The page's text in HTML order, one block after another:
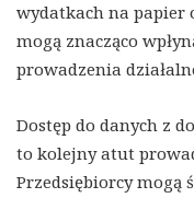
wydatkach na papier
mogą znacząco
prowadzenia
Dostęp do danych z
to kolejny atut
Przedsiębiorcy mogą